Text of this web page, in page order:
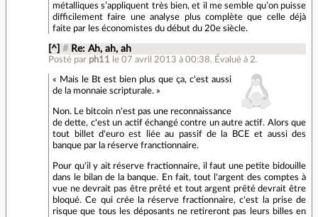
métalliques s’appliquent très bien, et il me semble qu’on puisse
difficilement faire une analyse plus complète que celle déjà
faite par les économistes du début du 20e siècle.
[^] # Re: Ah, ah, ah
Posté par ph11 le 07 avril 2013 à 00:38. Évalué à 2.
« Mais le Bt est bien plus que ça, c'est aussi
de la monnaie scripturale. »
Non. Le bitcoin n'est pas une reconnaissance
de dette, c'est un actif échangé contre un autre actif. Alors que
tout billet d'euro est liée au passif de la BCE et aussi des
banque par la réserve franctionnaire.
Pour qu'il y ait réserve fractionnaire, il faut une petite bidouille
dans le bilan de la banque. En fait, tout l'argent des comptes à
vue ne devrait pas être prêté et tout argent prêté devrait être
bloqué. Ce qui crée la réserve fractionnaire, c'est la prise de
risque que tous les déposants ne retireront pas leurs billes en